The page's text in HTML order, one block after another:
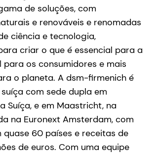
de soluções, com
e renováveis e renomadas
ciência e tecnologia,
criar o que é essencial para a
para os consumidores e mais
o planeta. A dsm-firmenich é
com sede dupla em
Suíça, e em Maastricht, na
na Euronext Amsterdam, com
quase 60 países e receitas de
de euros. Com uma equipe